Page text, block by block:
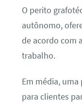
O perito
autônomo,
de acordo com
trabalho.
Em média,
para clientes